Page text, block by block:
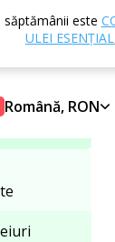
săptămânii este
ULEI ESENȚIAL
Română, RON